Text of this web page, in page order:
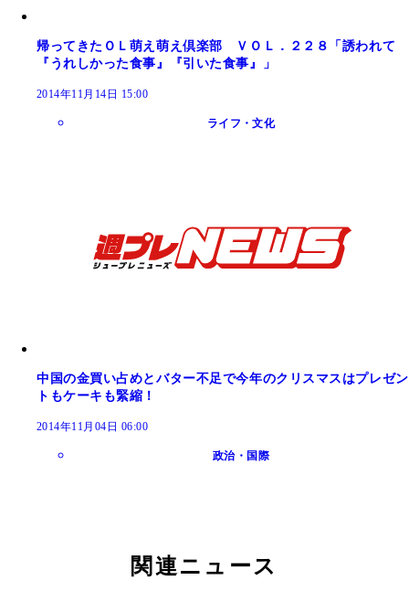
帰ってきたＯＬ萌え萌え倶楽部 ＶＯＬ．２２８「誘われて
『うれしかった食事』『引いた食事』」
2014年11月14日 15:00
ライフ・文化
中国の金買い占めとバター不足で今年のクリスマスはプレゼン
トもケーキも緊縮！
2014年11月04日 06:00
政治・国際
関連ニュース